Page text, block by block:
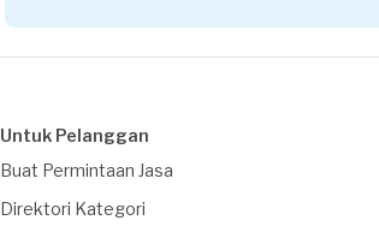
Untuk Pelanggan
Buat Permintaan Jasa
Direktori Kategori